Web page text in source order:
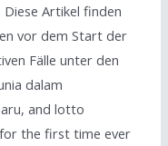
Artikel finden
vor dem Start der
Fälle unter den
dalam
and lotto
the first time ever